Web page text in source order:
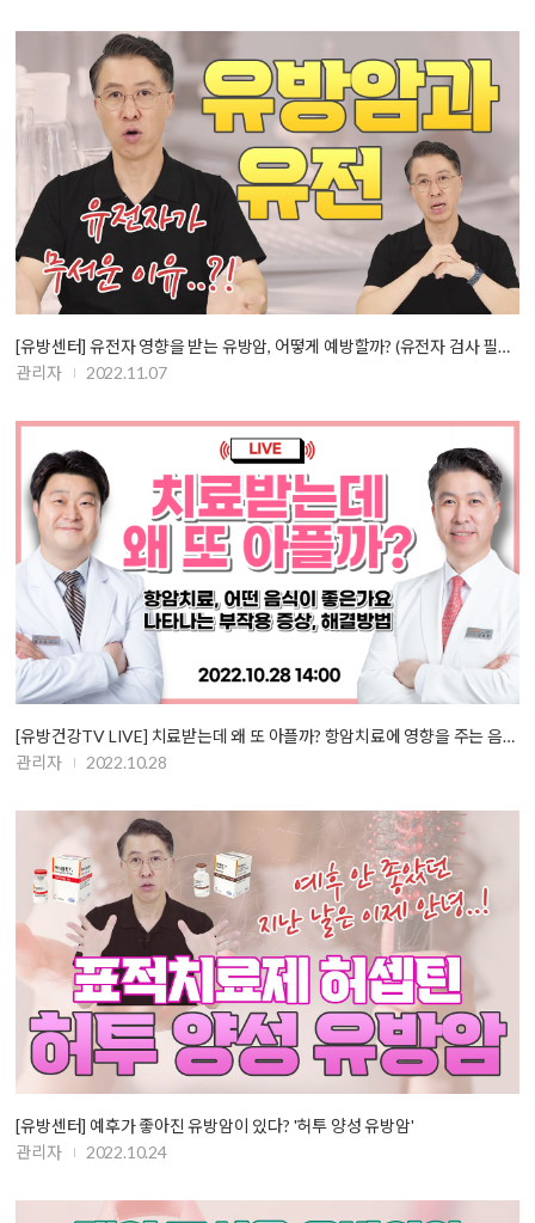
[유방센터] 유전자 영향을 받는 유방암, 어떻게 예방할까? (유전자 검사 필…
관리자
2022.11.07
[유방건강TV LIVE] 치료받는데 왜 또 아플까? 항암치료에 영향을 주는 음…
관리자
2022.10.28
[유방센터] 예후가 좋아진 유방암이 있다? '허투 양성 유방암'
관리자
2022.10.24